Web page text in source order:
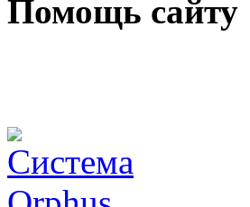
Помощь сайту